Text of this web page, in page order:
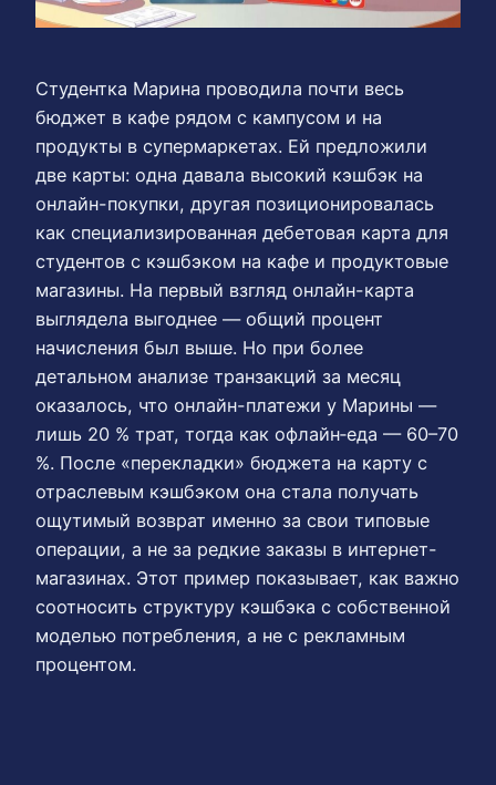
Студентка Марина проводила почти весь
бюджет в кафе рядом с кампусом и на
продукты в супермаркетах. Ей предложили
две карты: одна давала высокий кэшбэк на
онлайн-покупки, другая позиционировалась
как специализированная дебетовая карта для
студентов с кэшбэком на кафе и продуктовые
магазины. На первый взгляд онлайн-карта
выглядела выгоднее — общий процент
начисления был выше. Но при более
детальном анализе транзакций за месяц
оказалось, что онлайн-платежи у Марины —
лишь 20 % трат, тогда как офлайн‑еда — 60–70
%. После «перекладки» бюджета на карту с
отраслевым кэшбэком она стала получать
ощутимый возврат именно за свои типовые
операции, а не за редкие заказы в интернет-
магазинах. Этот пример показывает, как важно
соотносить структуру кэшбэка с собственной
моделью потребления, а не с рекламным
процентом.